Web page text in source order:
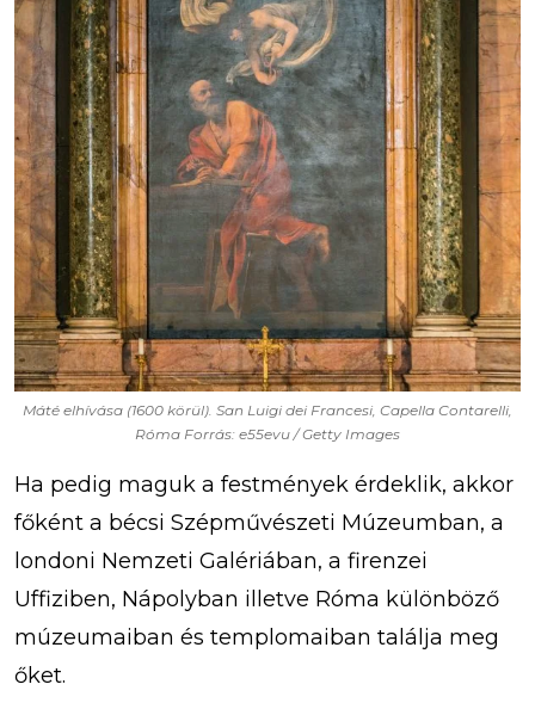
Máté elhívása (1600 körül). San Luigi dei Francesi, Capella Contarelli,
Róma Forrás: e55evu / Getty Images
Ha pedig maguk a festmények érdeklik, akkor
főként a bécsi Szépművészeti Múzeumban, a
londoni Nemzeti Galériában, a firenzei
Uffiziben, Nápolyban illetve Róma különböző
múzeumaiban és templomaiban találja meg
őket.